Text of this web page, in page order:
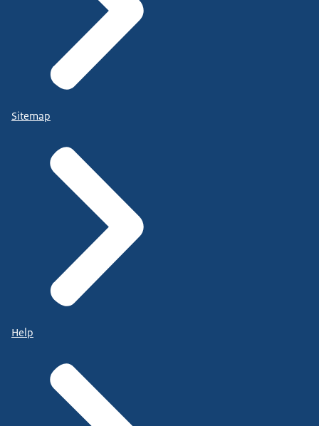
Sitemap
Help